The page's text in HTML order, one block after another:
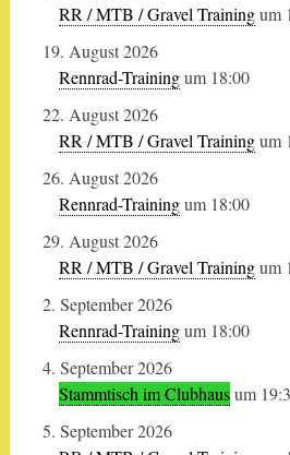
RR / MTB / Gravel Trainingum
19. August 2026
Rennrad-Trainingum 18:00
22. August 2026
RR / MTB / Gravel Trainingum
26. August 2026
Rennrad-Trainingum 18:00
29. August 2026
RR / MTB / Gravel Trainingum
2. September 2026
Rennrad-Trainingum 18:00
4. September 2026
Stammtisch im Clubhausum
5. September 2026